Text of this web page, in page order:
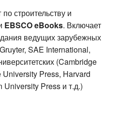
строительству и
EBSCO eBooks. Включает
ведущих зарубежных
SAE International,
(Cambridge
Press, Harvard
Press и т.д.)